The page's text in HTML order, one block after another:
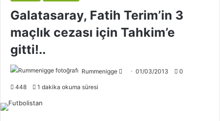
Galatasaray, Fatih Terim’in 3
maçlık cezası için Tahkim’e
gitti!..
Rummenigge 01/03/2013 0
448 1 dakika okuma süresi